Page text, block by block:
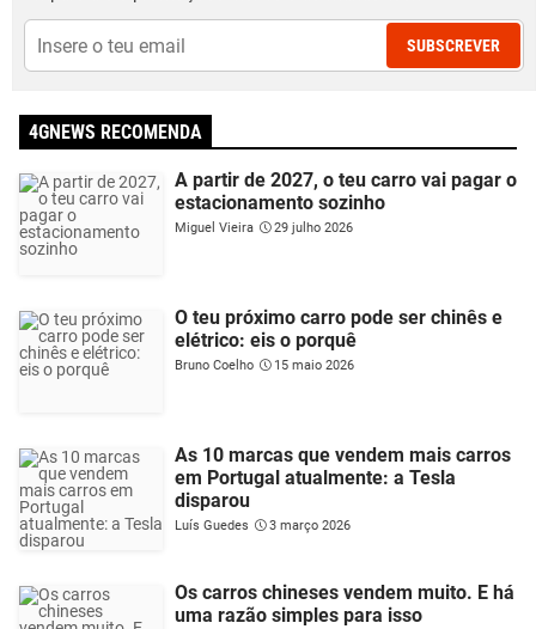
SUBSCREVER
4GNEWS RECOMENDA
A partir de 2027, o teu carro vai pagar o
estacionamento sozinho
Miguel Vieira 29 julho 2026
O teu próximo carro pode ser chinês e
elétrico: eis o porquê
Bruno Coelho 15 maio 2026
As 10 marcas que vendem mais carros
em Portugal atualmente: a Tesla
disparou
Luís Guedes 3 março 2026
Os carros chineses vendem muito. E há
uma razão simples para isso